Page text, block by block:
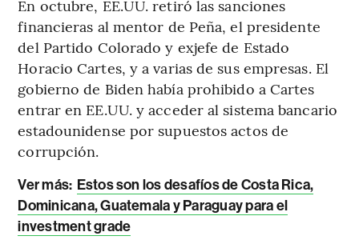
En octubre, EE.UU. retiró las sanciones
financieras al mentor de Peña, el presidente
del Partido Colorado y exjefe de Estado
Horacio Cartes, y a varias de sus empresas. El
gobierno de Biden había prohibido a Cartes
entrar en EE.UU. y acceder al sistema bancario
estadounidense por supuestos actos de
corrupción.
Ver más: Estos son los desafíos de Costa Rica,
Dominicana, Guatemala y Paraguay para el
investment grade